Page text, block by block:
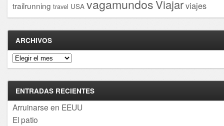
trailrunning travel USA vagamundosViajarviajes
ARCHIVOS
Archivos
ENTRADAS RECIENTES
Arruinarse en EEUU
El patio